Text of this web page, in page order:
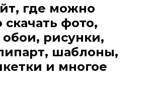
где можно
скачать фото,
рисунки,
шаблоны,
и многое